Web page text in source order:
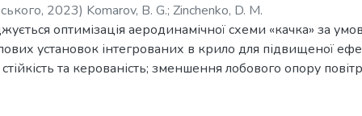
, 2023) Komarov, B. G.; Zinchenko, D. M.
оптимізація аеродинамічної схеми «качка» за
установок інтегрованих в крило для підвищеної
та керованість; зменшення лобового опору